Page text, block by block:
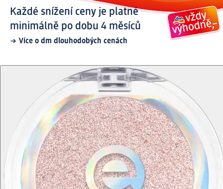
Každé snížení ceny je platné
minimálně po dobu 4 měsíců
Více o dm dlouhodobých cenách